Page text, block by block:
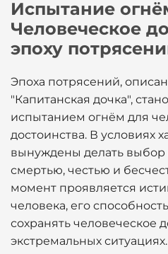
Испытание
Человеческое
эпоху
Эпоха потрясений,
"Капитанская дочка",
испытанием огнём для
достоинства. В условиях
вынуждены делать
смертью, честью и
момент проявляется
человека, его
сохранять человеческое
экстремальных ситуациях.